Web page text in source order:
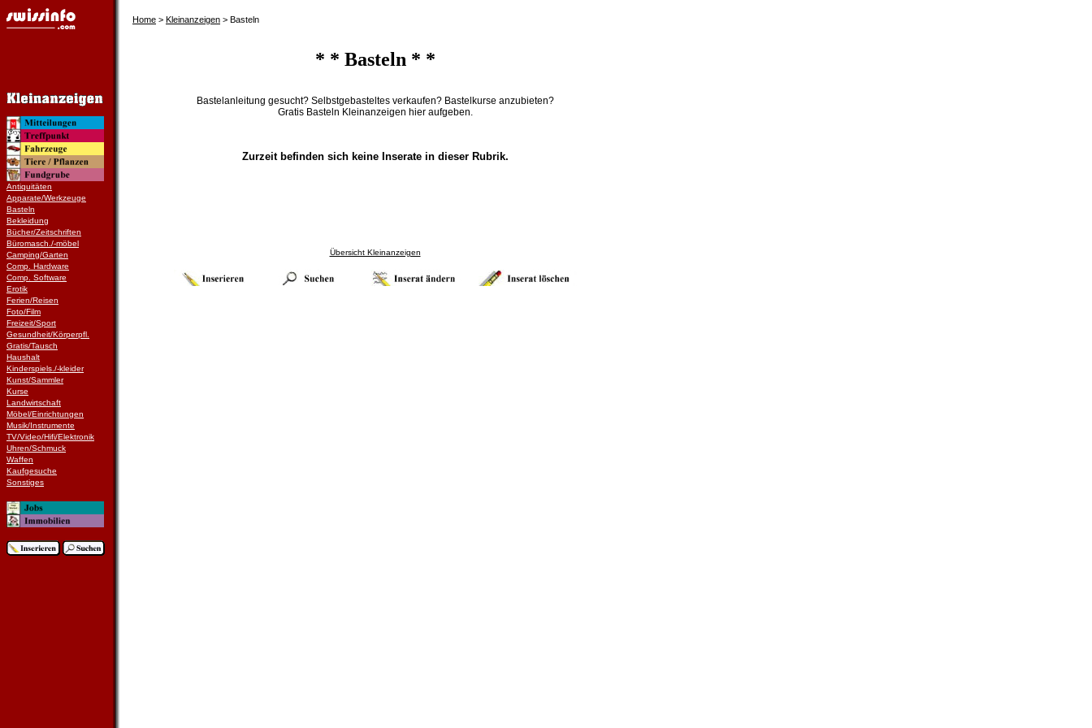
Antiquitäten
Apparate/Werkzeuge
Basteln
Bekleidung
Bücher/Zeitschriften
Büromasch./-möbel
Camping/Garten
Comp. Hardware
Comp. Software
Erotik
Ferien/Reisen
Foto/Film
Freizeit/Sport
Gesundheit/Körperpfl.
Gratis/Tausch
Haushalt
Kinderspiels./-kleider
Kunst/Sammler
Kurse
Landwirtschaft
Möbel/Einrichtungen
Musik/Instrumente
TV/Video/Hifi/Elektronik
Uhren/Schmuck
Waffen
Kaufgesuche
Sonstiges
Home > Kleinanzeigen > Basteln
* * Basteln * *
Bastelanleitung gesucht? Selbstgebasteltes verkaufen? Bastelkurse anzubieten?
Gratis Basteln Kleinanzeigen hier aufgeben.
Zurzeit befinden sich keine Inserate in dieser Rubrik.
Übersicht Kleinanzeigen